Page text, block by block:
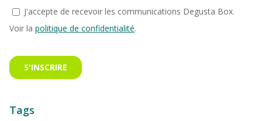
Tags